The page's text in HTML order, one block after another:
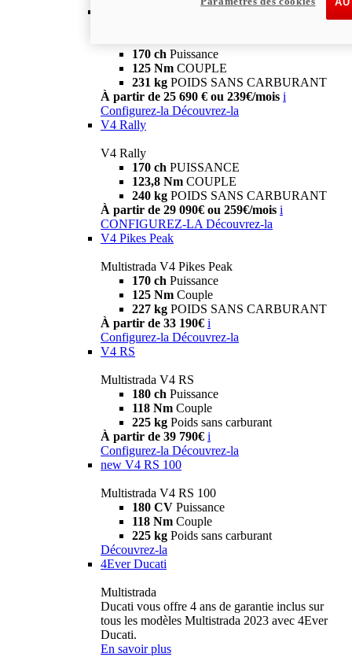
170 ch Puissance
125 Nm COUPLE
231 kg POIDS SANS CARBURANT
À partir de 25 690 € ou 239€/mois i
Configurez-la Découvrez-la
V4 Rally
V4 Rally
170 ch PUISSANCE
123,8 Nm COUPLE
240 kg POIDS SANS CARBURANT
À partir de 29 090€ ou 259€/mois i
CONFIGUREZ-LA Découvrez-la
V4 Pikes Peak
Multistrada V4 Pikes Peak
170 ch Puissance
125 Nm Couple
227 kg POIDS SANS CARBURANT
À partir de 33 190€ i
Configurez-la Découvrez-la
V4 RS
Multistrada V4 RS
180 ch Puissance
118 Nm Couple
225 kg Poids sans carburant
À partir de 39 790€ i
Configurez-la Découvrez-la
new V4 RS 100
Multistrada V4 RS 100
180 CV Puissance
118 Nm Couple
225 kg Poids sans carburant
Découvrez-la
4Ever Ducati
Multistrada
Ducati vous offre 4 ans de garantie inclus sur
tous les modèles Multistrada 2023 avec 4Ever
Ducati.
En savoir plus